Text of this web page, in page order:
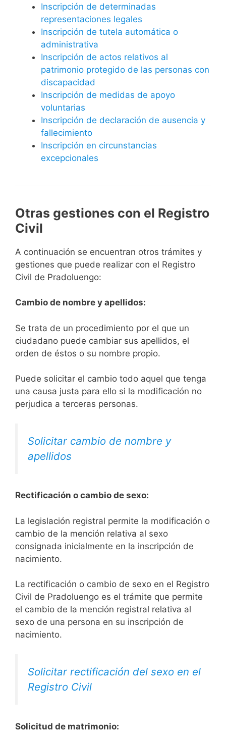
Inscripción de determinadas
representaciones legales
Inscripción de tutela automática o
administrativa
Inscripción de actos relativos al
patrimonio protegido de las personas con
discapacidad
Inscripción de medidas de apoyo
voluntarias
Inscripción de declaración de ausencia y
fallecimiento
Inscripción en circunstancias
excepcionales
Otras gestiones con el Registro
Civil
A continuación se encuentran otros trámites y
gestiones que puede realizar con el Registro
Civil de Pradoluengo:
Cambio de nombre y apellidos:
Se trata de un procedimiento por el que un
ciudadano puede cambiar sus apellidos, el
orden de éstos o su nombre propio.
Puede solicitar el cambio todo aquel que tenga
una causa justa para ello si la modificación no
perjudica a terceras personas.
Solicitar cambio de nombre y
apellidos
Rectificación o cambio de sexo:
La legislación registral permite la modificación o
cambio de la mención relativa al sexo
consignada inicialmente en la inscripción de
nacimiento.
La rectificación o cambio de sexo en el Registro
Civil de Pradoluengo es el trámite que permite
el cambio de la mención registral relativa al
sexo de una persona en su inscripción de
nacimiento.
Solicitar rectificación del sexo en el
Registro Civil
Solicitud de matrimonio: